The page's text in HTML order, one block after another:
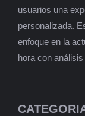
usuarios una
personalizada.
enfoque en la
hora con